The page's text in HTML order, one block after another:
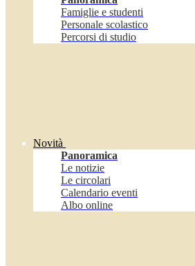
Famiglie e studenti
Personale scolastico
Percorsi di studio
Novità
Panoramica
Le notizie
Le circolari
Calendario eventi
Albo online